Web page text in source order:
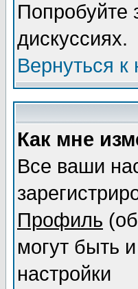
Попробуйте
дискуссиях.
Вернуться к
Как мне
Все ваши
Профиль
могут быть
настройки